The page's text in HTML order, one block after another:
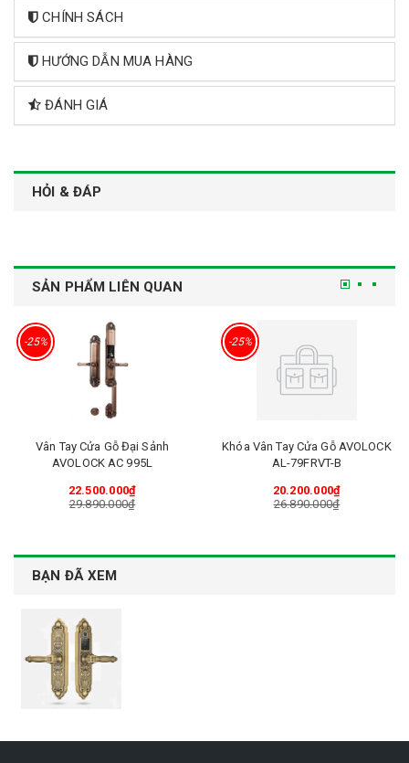
CHÍNH SÁCH
HƯỚNG DẪN MUA HÀNG
ĐÁNH GIÁ
HỎI & ĐÁP
SẢN PHẨM LIÊN QUAN
-25%
Vân Tay Cửa Gỗ Đại Sảnh
AVOLOCK AC 995L
22.500.000₫
29.890.000₫
-25%
Khóa Vân Tay Cửa Gỗ AVOLOCK
AL-79FRVT-B
20.200.000₫
26.890.000₫
BẠN ĐÃ XEM